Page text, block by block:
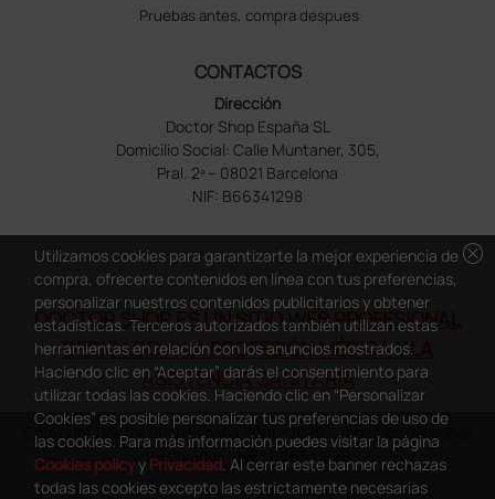
Pruebas antes, compra despues
CONTACTOS
Dirección
Doctor Shop España SL
Domicilio Social: Calle Muntaner, 305,
Pral. 2ª – 08021 Barcelona
NIF: B66341298
DOCTOR SHOP ES UN SITIO WEB PROFESIONAL
DEDICADO A LA PROFESIÓN MÉDICA Y LA
ASISTENCIA SANITARIA
Copyright Doctor Shop España 2005-2026 - Todos los derechos
reservados - NIF.: B66341298
cancel
Utilizamos cookies para garantizarte la mejor experiencia de
compra, ofrecerte contenidos en línea con tus preferencias,
personalizar nuestros contenidos publicitarios y obtener
estadísticas. Terceros autorizados también utilizan estas
herramientas en relación con los anuncios mostrados.
Haciendo clic en “Aceptar” darás el consentimiento para
utilizar todas las cookies. Haciendo clic en “Personalizar
Cookies” es posible personalizar tus preferencias de uso de
las cookies. Para más información puedes visitar la página
Cookies policyy Privacidad. Al cerrar este banner rechazas
todas las cookies excepto las estrictamente necesarias